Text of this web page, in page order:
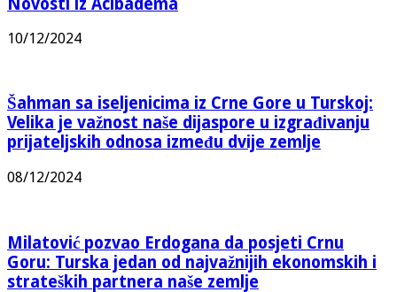
Novosti iz Acibadema
10/12/2024
Šahman sa iseljenicima iz Crne Gore u Turskoj:
Velika je važnost naše dijaspore u izgrađivanju
prijateljskih odnosa između dvije zemlje
08/12/2024
Milatović pozvao Erdogana da posjeti Crnu
Goru: Turska jedan od najvažnijih ekonomskih i
strateških partnera naše zemlje